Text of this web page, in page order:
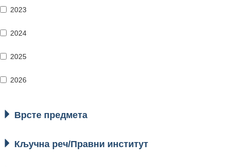
2023
2024
2025
2026
Врсте предмета
Кључна реч/Правни институт